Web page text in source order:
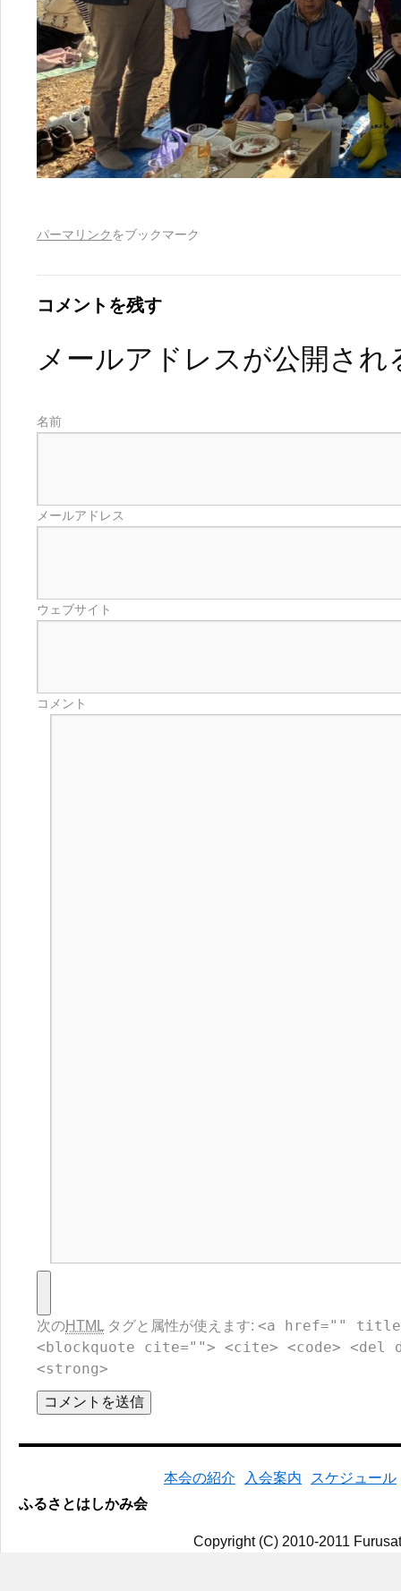
パーマリンク をブックマーク
コメントを残す
メールアドレスが公開さ
名前
メールアドレス
ウェブサイト
コメント
次のHTML タグと属性が使えます: <a href=""
<blockquote cite=""> <cite> <code> <del
<strong>
本会の紹介 入会案内
スケジュール
ふるさとはしかみ会
Copyright (C) 2010-2011